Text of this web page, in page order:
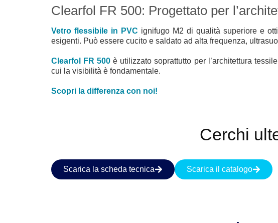
Clearfol FR 500: Progettato per
Vetro flessibile in PVC ignifugo M2 di qualità superiore e
esigenti. Può essere cucito e saldato ad alta frequenza,
Clearfol FR 500 è utilizzato soprattutto per l’architettura
cui la visibilità è fondamentale.
Scopri la differenza con noi!
Cerchi
Scarica la scheda tecnica Scarica il catalogo